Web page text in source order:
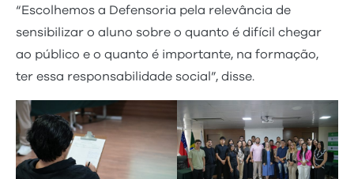
“Escolhemos a Defensoria pela relevância de
sensibilizar o aluno sobre o quanto é difícil chegar
ao público e o quanto é importante, na formação,
ter essa responsabilidade social”, disse.